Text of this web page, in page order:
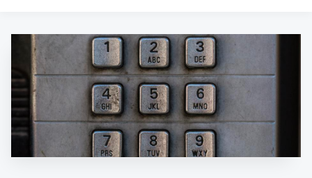
Search 美洽博客